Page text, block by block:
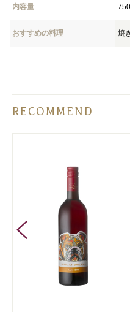
内容量
おすすめの料理 焼
RECOMMEND